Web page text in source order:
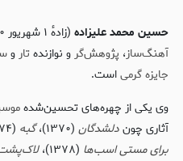
حسین محمد علیزاده(زادهٔ ۱ شهریور ۱۳۳۰)
آهنگ‌ساز، پژوهش‌گرو نوازندهتارو
جایزه گرمیاست.
وی یکی از چهره‌های تحسین‌شده
آثاری چوندلشدگان(۱۳۷۰)، گبه (۱۳۷۴)،
برای مستی اسب‌ها (۱۳۷۸)،